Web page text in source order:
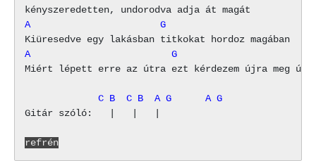
A                       G
A                         G
Miért lépett erre az útra ezt kérdezem újra meg
             C B  C B  A G      A G
Gitár szóló:   |   |   |
refrén